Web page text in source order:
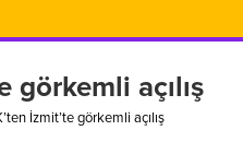
görkemli açılış
İzmit’te görkemli açılış